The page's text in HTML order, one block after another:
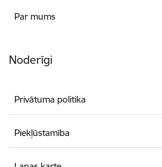
Par mums
Noderīgi
Privātuma politika
Piekļūstamība